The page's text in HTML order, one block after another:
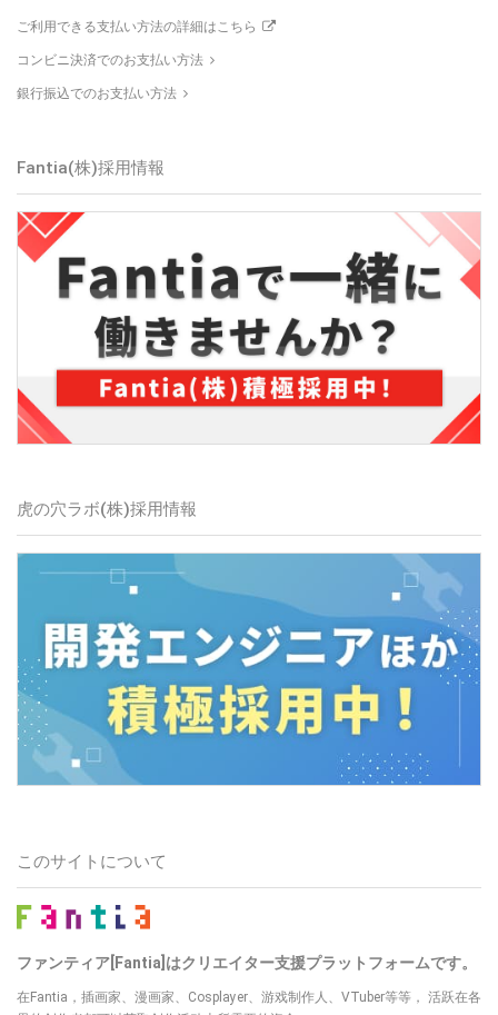
ご利用できる支払い方法の詳細はこちら
コンビニ決済でのお支払い方法
銀行振込でのお支払い方法
Fantia(株)採用情報
虎の穴ラボ(株)採用情報
このサイトについて
ファンティア[Fantia]はクリエイター支援プラットフォームです。
在Fantia，插画家、漫画家、Cosplayer、游戏制作人、VTuber等等， 活跃在各